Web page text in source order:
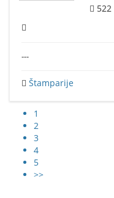
522
---
Štamparije
1
2
3
4
5
>>